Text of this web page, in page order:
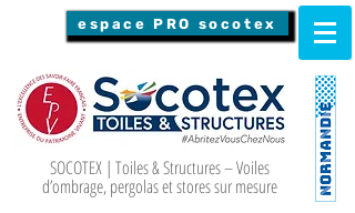
espace PRO socotex
SOCOTEX | Toiles & Structures – Voiles
d’ombrage, pergolas et stores sur mesure